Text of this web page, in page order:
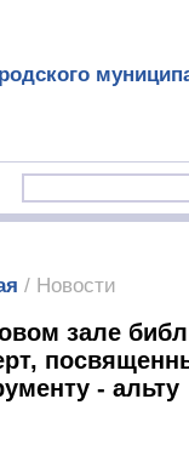
/ Новости
зале
- альту